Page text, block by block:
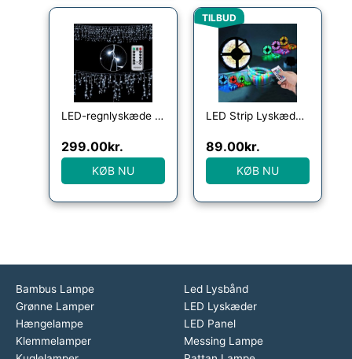
LED-regnlyskæde varm hvid kølig hvid indendørs udendørs frostregn, model: 200 LED kold hvid fjernbetjening
299.00kr.
KØB NU
TILBUD
LED Strip Lyskæde 5 meter med fjernbetjening
Den oprindelige pris
89.00kr.
Den aktuelle
KØB NU
Bambus Lampe
Grønne Lamper
Hængelampe
Klemmelamper
Led Lysbånd
LED Lyskæder
LED Panel
Messing Lampe